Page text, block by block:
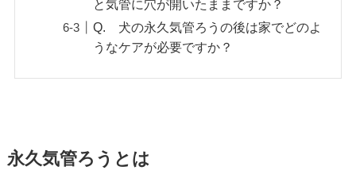
と気管に穴が開いたままですか？
Q. 犬の永久気管ろうの後は家でどのよ
うなケアが必要ですか？
永久気管ろうとは